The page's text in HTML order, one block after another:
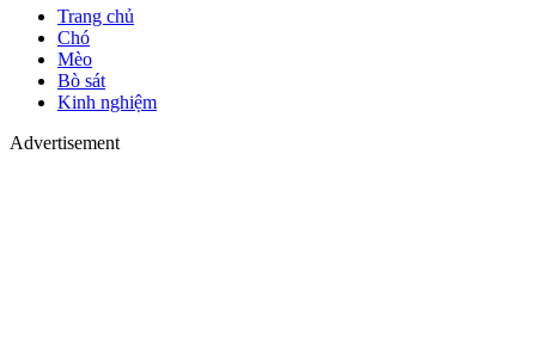
Trang chủ
Chó
Mèo
Bò sát
Kinh nghiệm
Advertisement